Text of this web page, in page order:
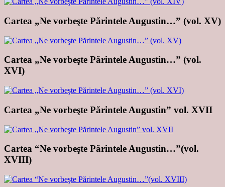
Cartea „Ne vorbeşte Părintele Augustin…” (vol. XV)
Cartea „Ne vorbeşte Părintele Augustin…” (vol.
XVI)
Cartea „Ne vorbeşte Părintele Augustin” vol. XVII
Cartea “Ne vorbeşte Părintele Augustin…”(vol.
XVIII)